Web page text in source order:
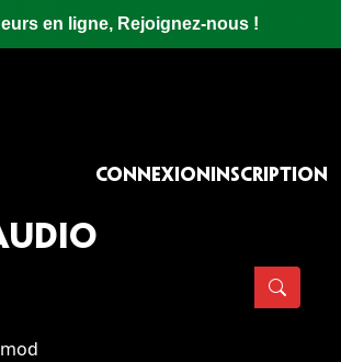
en ligne, Rejoignez-nous !
Connexion Inscription